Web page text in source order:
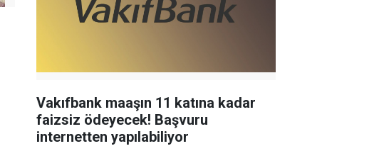
Vakıfbank maaşın 11 katına kadar
faizsiz ödeyecek! Başvuru
internetten yapılabiliyor